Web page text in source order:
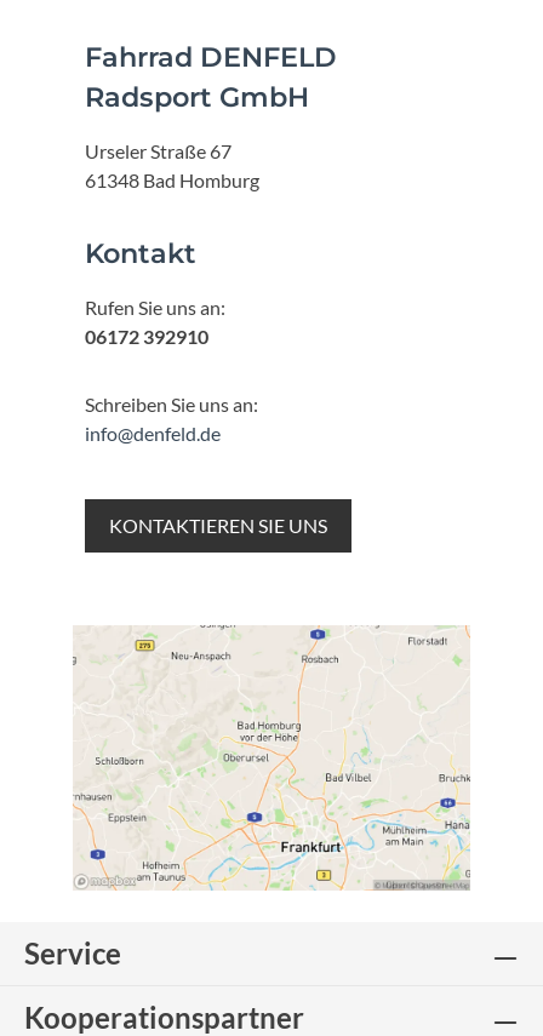
Fahrrad DENFELD
Radsport GmbH
Urseler Straße 67
61348 Bad Homburg
Kontakt
Rufen Sie uns an:
06172 392910
Schreiben Sie uns an:
info@denfeld.de
KONTAKTIEREN SIE UNS
Service
Kooperationspartner